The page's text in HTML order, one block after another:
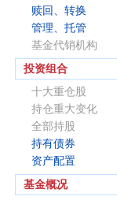
赎回、转换
管理、托管
基金代销机构
投资组合
十大重仓股
持仓重大变化
全部持股
持有债券
资产配置
基金概况